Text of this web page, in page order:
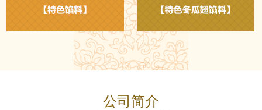
公司简介